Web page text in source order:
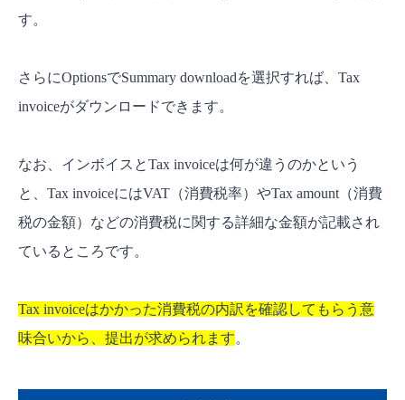
す。
さらにOptionsでSummary downloadを選択すれば、Tax
invoiceがダウンロードできます。
なお、インボイスとTax invoiceは何が違うのかという
と、Tax invoiceにはVAT（消費税率）やTax amount（消費
税の金額）などの消費税に関する詳細な金額が記載され
ているところです。
Tax invoiceはかかった消費税の内訳を確認してもらう意
味合いから、提出が求められます。